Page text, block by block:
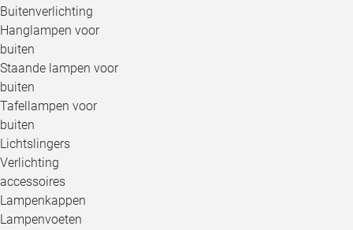
Buitenverlichting
Hanglampen voor
buiten
Staande lampen voor
buiten
Tafellampen voor
buiten
Lichtslingers
Verlichting
accessoires
Lampenkappen
Lampenvoeten